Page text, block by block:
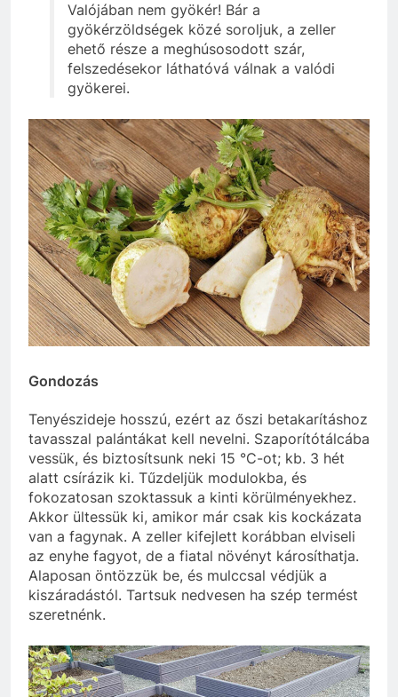
Valójában nem gyökér! Bár a
gyökérzöldségek közé soroljuk, a zeller
ehető része a meghúsosodott szár,
felszedésekor láthatóvá válnak a valódi
gyökerei.
Gondozás
Tenyészideje hosszú, ezért az őszi betakarításhoz
tavasszal palántákat kell nevelni. Szaporítótálcába
vessük, és biztosítsunk neki 15 °C-ot; kb. 3 hét
alatt csírázik ki. Tűzdeljük modulokba, és
fokozatosan szoktassuk a kinti körülményekhez.
Akkor ültessük ki, amikor már csak kis kockázata
van a fagynak. A zeller kifejlett korábban elviseli
az enyhe fagyot, de a fiatal növényt károsíthatja.
Alaposan öntözzük be, és mulccsal védjük a
kiszáradástól. Tartsuk nedvesen ha szép termést
szeretnénk.